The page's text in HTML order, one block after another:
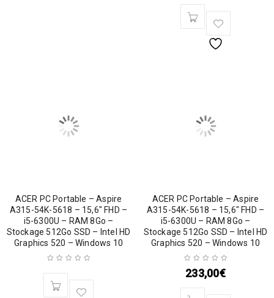
ACER PC Portable – Aspire
A315-54K-5618 – 15,6″ FHD –
i5-6300U – RAM 8Go –
Stockage 512Go SSD – Intel HD
Graphics 520 – Windows 10
ACER PC Portable – Aspire
A315-54K-5618 – 15,6″ FHD –
i5-6300U – RAM 8Go –
Stockage 512Go SSD – Intel HD
Graphics 520 – Windows 10
233,00€